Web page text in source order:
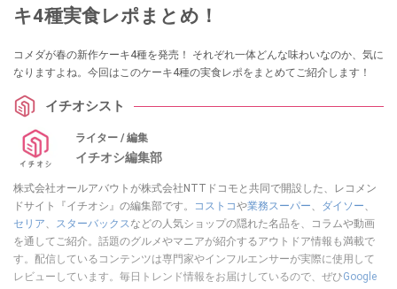
キ4種実食レポまとめ！
コメダが春の新作ケーキ4種を発売！ それぞれ一体どんな味わいなのか、気に
なりますよね。今回はこのケーキ4種の実食レポをまとめてご紹介します！
イチオシスト
ライター / 編集
イチオシ編集部
株式会社オールアバウトが株式会社NTTドコモと共同で開設した、レコメン
ドサイト『イチオシ』の編集部です。
コストコや業務スーパー、 ダイソー、
セリア、 スターバックスなどの人気ショップの隠れた名品を、コラムや動画
を通してご紹介。話題のグルメやマニアが紹介するアウトドア情報も満載で
す。配信しているコンテンツは専門家やインフルエンサーが実際に使用して
レビューしています。毎日トレンド情報をお届けしているので、ぜひGoogle